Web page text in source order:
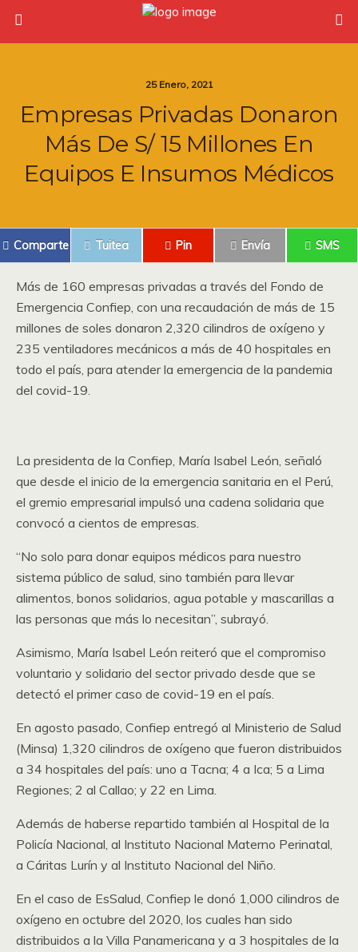
25 Enero, 2021
Empresas Privadas Donaron
Más De S/ 15 Millones En
Equipos E Insumos Médicos
Comparte Tuitea Pin Envía SMS
Más de 160 empresas privadas a través del Fondo de
Emergencia Confiep, con una recaudación de más de 15
millones de soles donaron 2,320 cilindros de oxígeno y
235 ventiladores mecánicos a más de 40 hospitales en
todo el país, para atender la emergencia de la pandemia
del covid-19.
La presidenta de la Confiep, María Isabel León, señaló
que desde el inicio de la emergencia sanitaria en el Perú,
el gremio empresarial impulsó una cadena solidaria que
convocó a cientos de empresas.
“No solo para donar equipos médicos para nuestro
sistema público de salud, sino también para llevar
alimentos, bonos solidarios, agua potable y mascarillas a
las personas que más lo necesitan”, subrayó.
Asimismo, María Isabel León reiteró que el compromiso
voluntario y solidario del sector privado desde que se
detectó el primer caso de covid-19 en el país.
En agosto pasado, Confiep entregó al Ministerio de Salud
(Minsa) 1,320 cilindros de oxígeno que fueron distribuidos
a 34 hospitales del país: uno a Tacna; 4 a Ica; 5 a Lima
Regiones; 2 al Callao; y 22 en Lima.
Además de haberse repartido también al Hospital de la
Policía Nacional, al Instituto Nacional Materno Perinatal,
a Cáritas Lurín y al Instituto Nacional del Niño.
En el caso de EsSalud, Confiep le donó 1,000 cilindros de
oxígeno en octubre del 2020, los cuales han sido
distribuidos a la Villa Panamericana y a 3 hospitales de la